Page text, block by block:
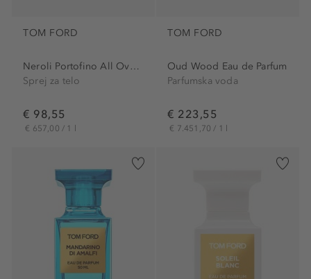
TOM FORD
Neroli Portofino All Over...
Sprej za telo
€ 98,55
€ 657,00 / 1 l
TOM FORD
Oud Wood Eau de Parfum
Parfumska voda
€ 223,55
€ 7.451,70 / 1 l